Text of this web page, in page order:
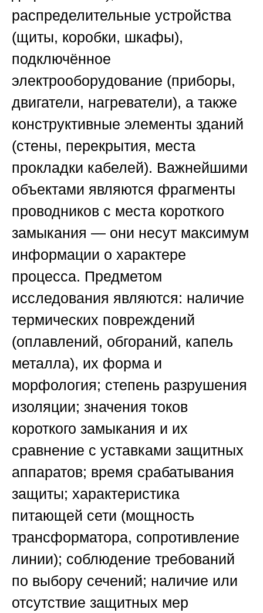
распределительные устройства
(щиты, коробки, шкафы),
подключённое
электрооборудование (приборы,
двигатели, нагреватели), а также
конструктивные элементы зданий
(стены, перекрытия, места
прокладки кабелей). Важнейшими
объектами являются фрагменты
проводников с места короткого
замыкания — они несут максимум
информации о характере
процесса. Предметом
исследования являются: наличие
термических повреждений
(оплавлений, обгораний, капель
металла), их форма и
морфология; степень разрушения
изоляции; значения токов
короткого замыкания и их
сравнение с уставками защитных
аппаратов; время срабатывания
защиты; характеристика
питающей сети (мощность
трансформатора, сопротивление
линии); соблюдение требований
по выбору сечений; наличие или
отсутствие защитных мер